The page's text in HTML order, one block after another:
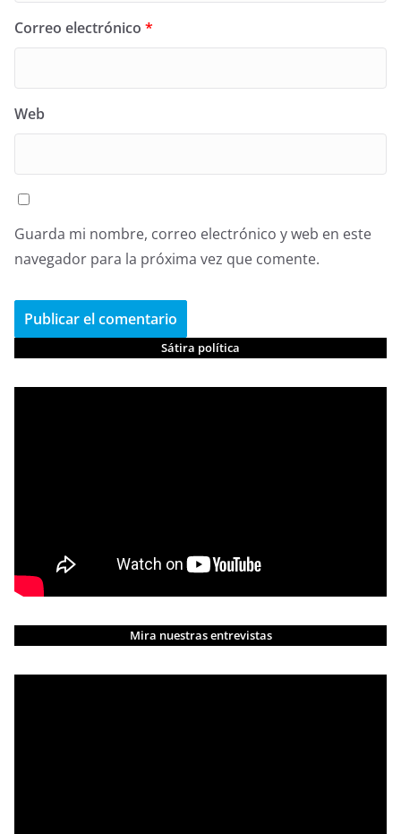
Correo electrónico *
Web
Guarda mi nombre, correo electrónico y web en este
navegador para la próxima vez que comente.
Sátira política
Mira nuestras entrevistas